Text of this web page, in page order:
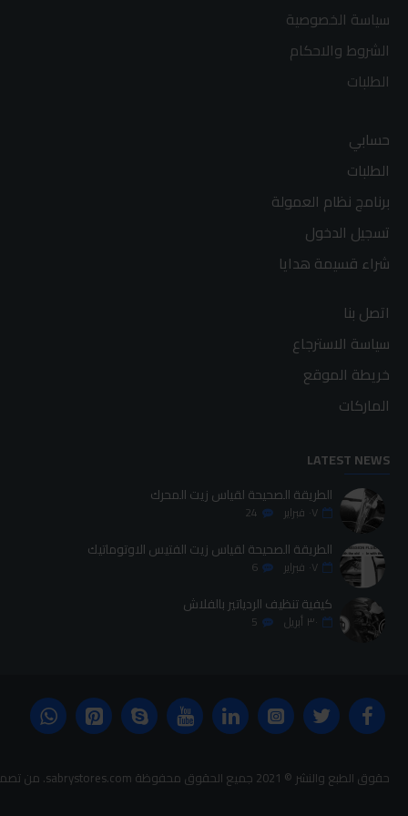
سياسة الخصوصية
الشروط والاحكام
الطلبات
حسابي
الطلبات
برنامج نظام العمولة
تسجيل الدخول
شراء قسيمة هدايا
اتصل بنا
سياسة الاسترجاع
خريطة الموقع
الماركات
LATEST NEWS
الطريقة الصحيحة لقياس زيت المحرك
٠٧ فبراير 24
الطريقة الصحيحة لقياس زيت الفتيس الاوتوماتيك
٠٧ فبراير 6
كيفية تنظيف الردياتير بالفلاش
٣٠ أبريل 5
حقوق الطبع والنشر © 2021 جميع الحقوق محفوظة sabrystores.com. من تصميم-